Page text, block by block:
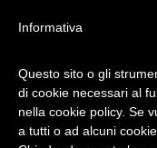
Informativa
Questo sito o gli
di cookie necessari al
nella cookie policy. Se
a tutti o ad alcuni